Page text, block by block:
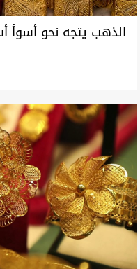
الذهب يتجه نحو أسوأ